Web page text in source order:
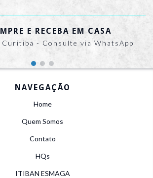
E RECEBA EM CASA
Curitiba - Consulte via WhatsApp
NAVEGAÇÃO
Home
Quem Somos
Contato
HQs
ITIBAN ESMAGA